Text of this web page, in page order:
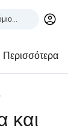
Περισσότερα
και